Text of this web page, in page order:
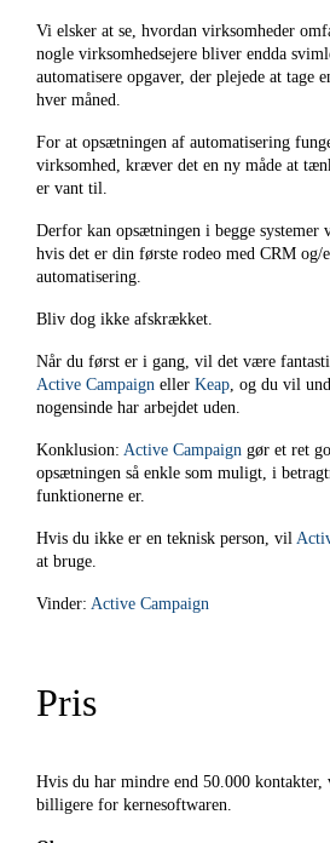
Vi elsker at se, hvordan virksomheder
nogle virksomhedsejere bliver endda
automatisere opgaver, der plejede at tage
hver måned.
For at opsætningen af automatisering
virksomhed, kræver det en ny måde at
er vant til.
Derfor kan opsætningen i begge systemer
hvis det er din første rodeo med CRM og/
automatisering.
Bliv dog ikke afskrækket.
Når du først er i gang, vil det være
Active Campaign eller Keap , og du vil
nogensinde har arbejdet uden.
Konklusion: Active Campaign gør et ret
opsætningen så enkle som muligt, i
funktionerne er.
Hvis du ikke er en teknisk person, vil
at bruge.
Vinder: Active Campaign
Pris
Hvis du har mindre end 50.000 kontakter,
billigere for kernesoftwaren.